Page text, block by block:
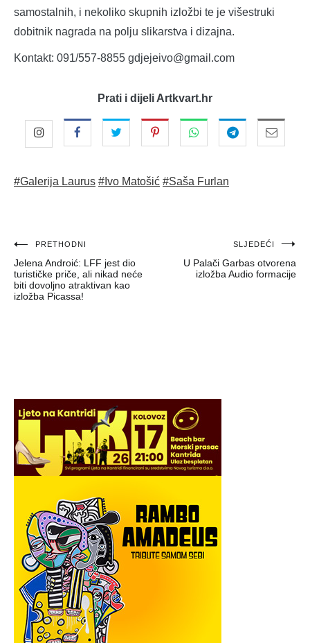
samostalnih, i nekoliko skupnih izložbi te je višestruki
dobitnik nagrada na polju slikarstva i dizajna.
Kontakt: 091/557-8855 gdjejeivo@gmail.com
Prati i dijeli Artkvart.hr
#Galerija Laurus #Ivo Matošić #Saša Furlan
Navigacija
objava
PRETHODNI
Jelena Androić: LFF jest dio
turističke priče, ali nikad neće
biti dovoljno atraktivan kao
izložba Picassa!
SLJEDEĆI
U Palači Garbas otvorena
izložba Audio formacije